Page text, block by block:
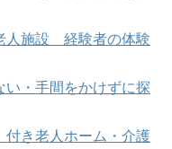
人施設 経験者の体験
・手間をかけずに探
付き老人ホーム・介護